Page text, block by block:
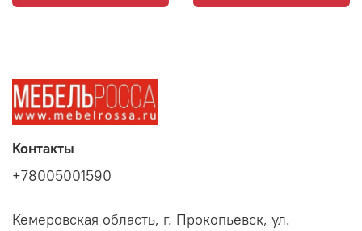
Контакты
+78005001590
Кемеровская область, г. Прокопьевск, ул.